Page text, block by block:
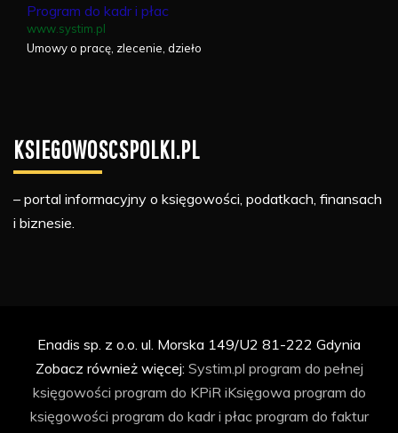
Program do kadr i płac
www.systim.pl
Umowy o pracę, zlecenie, dzieło
KSIEGOWOSCSPOLKI.PL
– portal informacyjny o księgowości, podatkach, finansach
i biznesie.
Enadis sp. z o.o. ul. Morska 149/U2 81-222 Gdynia
Zobacz również więcej: Systim.pl program do pełnej
księgowości program do KPiR iKsięgowa program do
księgowości program do kadr i płac program do faktur